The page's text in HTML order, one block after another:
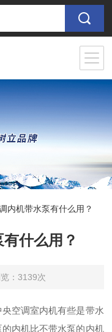
内机带水泵有什么用？
什么用？
：3139次
空调室内机有些是带水
内机比不带水泵的内机